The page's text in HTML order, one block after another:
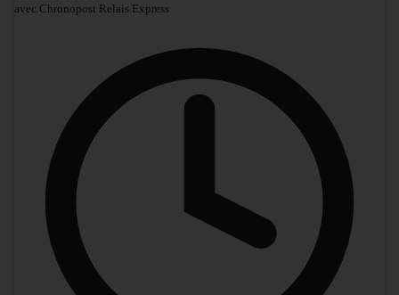
avec Chronopost Relais Express